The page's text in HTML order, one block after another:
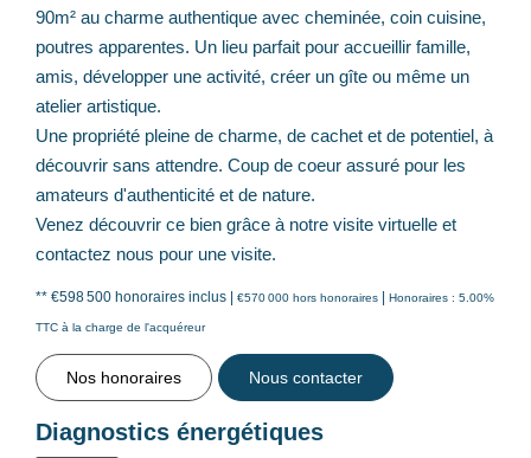
90m² au charme authentique avec cheminée, coin cuisine,
poutres apparentes. Un lieu parfait pour accueillir famille,
amis, développer une activité, créer un gîte ou même un
atelier artistique.
Une propriété pleine de charme, de cachet et de potentiel, à
découvrir sans attendre. Coup de coeur assuré pour les
amateurs d'authenticité et de nature.
Venez découvrir ce bien grâce à notre visite virtuelle et
contactez nous pour une visite.
** €598 500 honoraires inclus | €570 000 hors honoraires | Honoraires : 5.00%
TTC à la charge de l'acquéreur
Nos honoraires Nous contacter
Diagnostics énergétiques